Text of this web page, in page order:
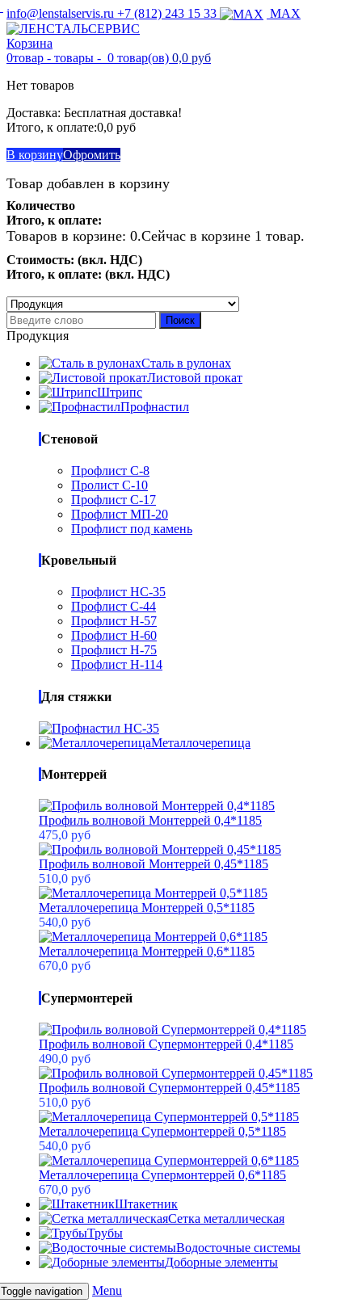
info@lenstalservis.ru +7 (812) 243 15 33 MAX
Корзина
0товар - товары - 0 товар(ов) 0,0 руб
Нет товаров
Доставка: Бесплатная доставка!
Итого, к оплате:0,0 руб
В корзинуОфромить
Товар добавлен в корзину
Количество
Итого, к оплате:
Товаров в корзине: 0.Сейчас в корзине 1 товар.
Стоимость: (вкл. НДС)
Итого, к оплате: (вкл. НДС)
Поиск
Продукция
Сталь в рулонах
Листовой прокат
Штрипс
Профнастил
Стеновой
Профлист С-8
Пролист С-10
Профлист С-17
Профлист МП-20
Профлист под камень
Кровельный
Профлист НС-35
Профлист С-44
Профлист Н-57
Профлист Н-60
Профлист Н-75
Профлист Н-114
Для стяжки
Металлочерепица
Монтеррей
Профиль волновой Монтеррей 0,4*1185
475,0 руб
Профиль волновой Монтеррей 0,45*1185
510,0 руб
Металлочерепица Монтеррей 0,5*1185
540,0 руб
Металлочерепица Монтеррей 0,6*1185
670,0 руб
Супермонтерей
Профиль волновой Супермонтеррей 0,4*1185
490,0 руб
Профиль волновой Супермонтеррей 0,45*1185
510,0 руб
Металлочерепица Супермонтеррей 0,5*1185
540,0 руб
Металлочерепица Супермонтеррей 0,6*1185
670,0 руб
Штакетник
Сетка металлическая
Трубы
Водосточные системы
Доборные элементы
Toggle navigation Menu